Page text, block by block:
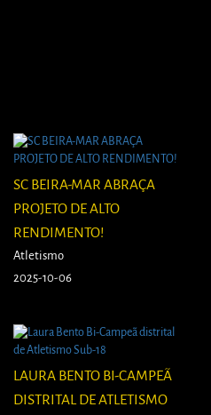
SC BEIRA-MAR ABRAÇA
PROJETO DE ALTO
RENDIMENTO!
Atletismo
2025-10-06
LAURA BENTO BI-CAMPEÃ
DISTRITAL DE ATLETISMO